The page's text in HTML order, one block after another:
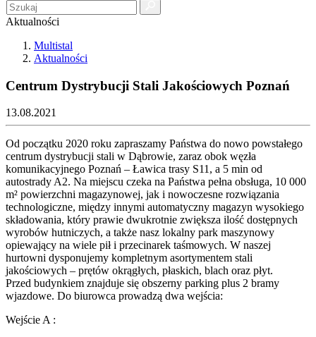
Aktualności
Multistal
Aktualności
Centrum Dystrybucji Stali Jakościowych Poznań
13.08.2021
Od początku 2020 roku zapraszamy Państwa do nowo powstałego
centrum dystrybucji stali w Dąbrowie, zaraz obok węzła
komunikacyjnego Poznań – Ławica trasy S11, a 5 min od
autostrady A2. Na miejscu czeka na Państwa pełna obsługa, 10 000
m² powierzchni magazynowej, jak i nowoczesne rozwiązania
technologiczne, między innymi automatyczny magazyn wysokiego
składowania, który prawie dwukrotnie zwiększa ilość dostępnych
wyrobów hutniczych, a także nasz lokalny park maszynowy
opiewający na wiele pił i przecinarek taśmowych. W naszej
hurtowni dysponujemy kompletnym asortymentem stali
jakościowych – prętów okrągłych, płaskich, blach oraz płyt.
Przed budynkiem znajduje się obszerny parking plus 2 bramy
wjazdowe. Do biurowca prowadzą dwa wejścia:
Wejście A :